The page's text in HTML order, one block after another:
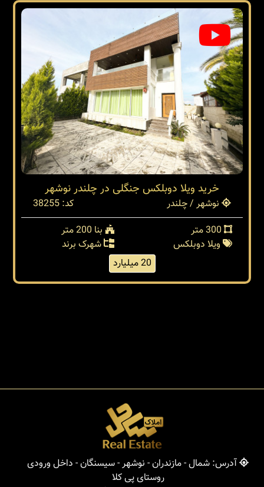
خرید ویلا دوبلکس جنگلی در چلندر نوشهر
نوشهر / چلندر
کد: 38255
بنا 200 متر
ویلا دوبلکس
شهرک برند
20 میلیارد
آدرس: شمال - مازندران - نوشهر - سیسنگان - داخل ورودی
روستای پی کلا